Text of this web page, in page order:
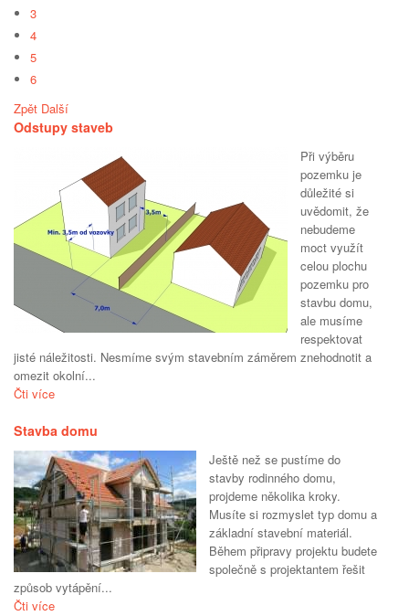
3
4
5
6
Zpět Další
Odstupy staveb
Při výběru
pozemku je
důležité si
uvědomit, že
nebudeme
moct využít
celou plochu
pozemku pro
stavbu domu,
ale musíme
respektovat
jisté náležitosti. Nesmíme svým stavebním záměrem znehodnotit a
omezit okolní...
Čti více
Stavba domu
Ještě než se pustíme do
stavby rodinného domu,
projdeme několika kroky.
Musíte si rozmyslet typ domu a
základní stavební materiál.
Během připravy projektu budete
společně s projektantem řešit
způsob vytápění...
Čti více